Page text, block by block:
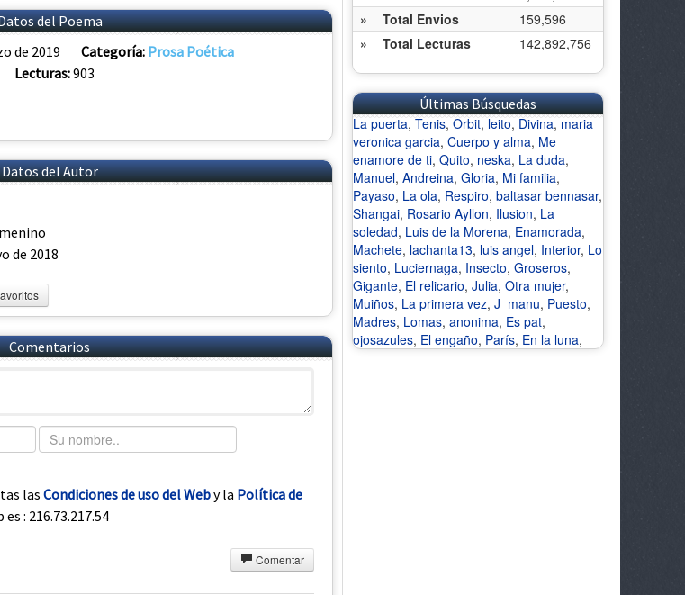
del Poema
de 2019 Categoría: Prosa Poética
Lecturas:903
Datos del Autor
de 2018
Comentarios
lasCondiciones de uso del Weby la Política de
: 216.73.217.54
Comentar
»
Total Envios
159,596
»
Total Lecturas 142,892,756
Últimas Búsquedas
La puerta, Tenis, Orbit, leito, Divina, maria
veronica garcia, Cuerpo y alma, Me
enamore de ti, Quito, neska, La duda,
Manuel, Andreina, Gloria, Mi familia,
Payaso, La ola, Respiro, baltasar bennasar,
Shangai, Rosario Ayllon, Ilusion, La
soledad, Luis de la Morena, Enamorada,
Machete, lachanta13, luis angel, Interior, Lo
siento, Luciernaga, Insecto, Groseros,
Gigante, El relicario, Julia, Otra mujer,
Muiños, La primera vez, J_manu, Puesto,
Madres, Lomas, anonima, Es pat,
ojosazules, El engaño, París, En la luna,